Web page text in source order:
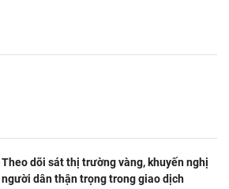
Theo dõi sát thị trường vàng, khuyến nghị
người dân thận trọng trong giao dịch